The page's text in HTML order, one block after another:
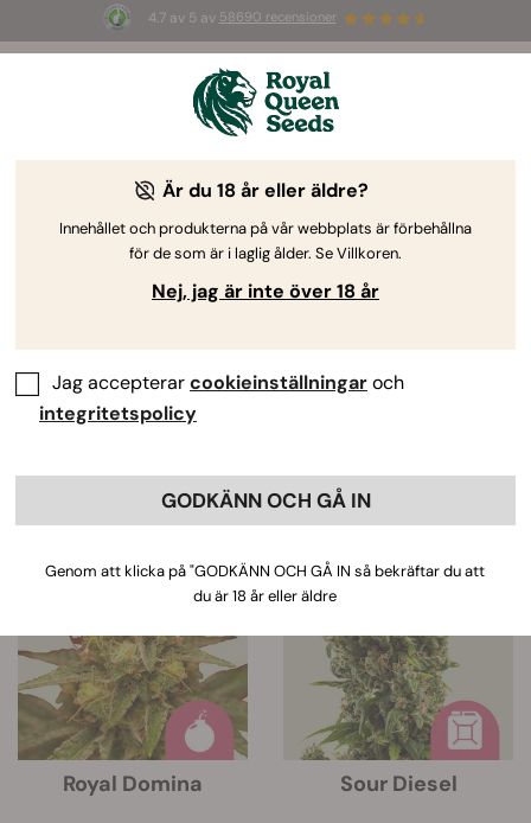
4.7 av 5 av 58690 recensioner
3 White Widow Auto-frönGRATIS för de
Cannabisfrön för utomhusbruk
Om du odlar utomhus måste du välja genetik som
kan hantera denna miljö. Vårt utbud av
utomhussorter är mer än kapabla att hantera en
gång.
Sortera efter
dyker en informationsruta upp om
egenskaperna hos varje sort under
< Visa föregående
Royal Domina Sour Diesel
Är du 18 år eller äldre?
Innehållet och produkterna på vår webbplats är förbehållna
för de som är i laglig ålder. Se Villkoren.
Nej, jag är inte över 18 år
Jag accepterarcookieinställningaroch
integritetspolicy
GODKÄNN OCH GÅ IN
Genom att klicka på "GODKÄNN OCH GÅ IN så bekräftar du att
du är 18 år eller äldre